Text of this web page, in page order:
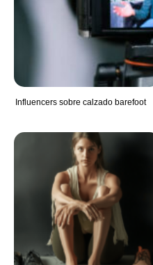
Influencers sobre calzado barefoot